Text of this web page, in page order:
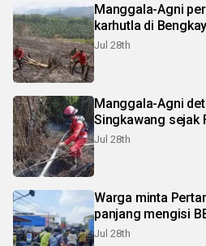
Manggala-Agni
karhutla di
Jul 28th
Manggala-Agni
Singkawang sejak
Jul 28th
Warga minta
panjang mengisi
Jul 28th